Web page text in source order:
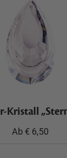
Kristall
Ab € 6,50